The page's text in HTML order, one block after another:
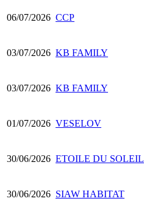
06/07/2026 CCP
03/07/2026 KB FAMILY
03/07/2026 KB FAMILY
01/07/2026 VESELOV
30/06/2026 ETOILE DU SOLEIL
30/06/2026 SIAW HABITAT